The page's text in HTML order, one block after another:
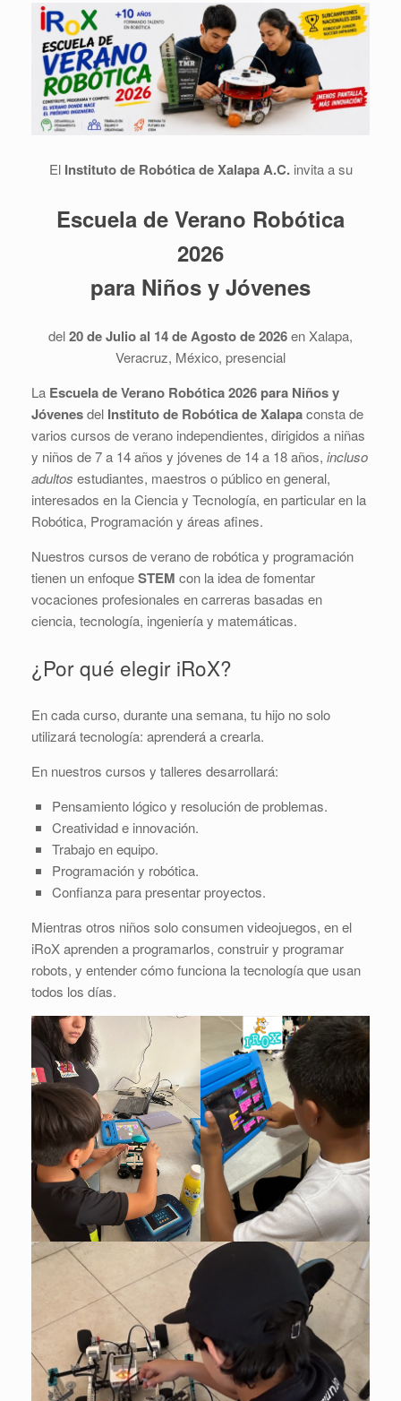
ElInstituto de Robótica de Xalapa A.C. invita a su
Escuela de Verano Robótica
2026
para Niños y Jóvenes
del20 de Julio al 14 de Agosto de 2026en Xalapa,
Veracruz, México, presencial
La Escuela de Verano Robótica2026 para Niños y
Jóvenesdel Instituto de Robótica de Xalapaconsta de
varios cursos de verano independientes, dirigidos a niñas
y niños de 7 a 14 años y jóvenes de 14 a 18 años, incluso
adultos estudiantes, maestros o público en general,
interesados en la Ciencia y Tecnología, en particular en la
Robótica, Programación y áreas afines.
Nuestros cursos de verano de robótica y programación
tienen un enfoqueSTEM con la idea de fomentar
vocaciones profesionales en carreras basadas en
ciencia, tecnología, ingeniería y matemáticas.
¿Por qué elegir iRoX?
En cada curso, durante una semana, tu hijo no solo
utilizará tecnología: aprenderá a crearla.
En nuestros cursos y talleres desarrollará:
Pensamiento lógico y resolución de problemas.
Creatividad e innovación.
Trabajo en equipo.
Programación y robótica.
Confianza para presentar proyectos.
Mientras otros niños solo consumen videojuegos, en el
iRoX aprenden a programarlos, construir y programar
robots, y entender cómo funciona la tecnología que usan
todos los días.